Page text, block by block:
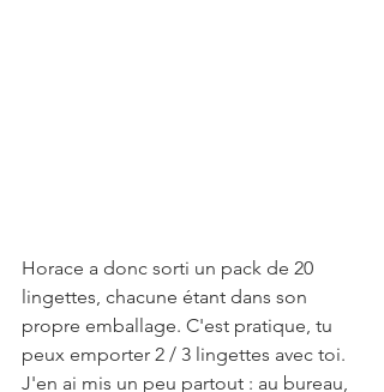
Horace a donc sorti un pack de 20
lingettes, chacune étant dans son
propre emballage. C'est pratique, tu
peux emporter 2 / 3 lingettes avec toi.
J'en ai mis un peu partout : au bureau,